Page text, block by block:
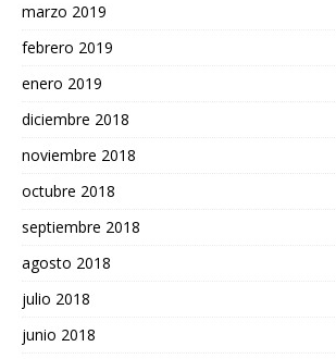
marzo 2019
febrero 2019
enero 2019
diciembre 2018
noviembre 2018
octubre 2018
septiembre 2018
agosto 2018
julio 2018
junio 2018